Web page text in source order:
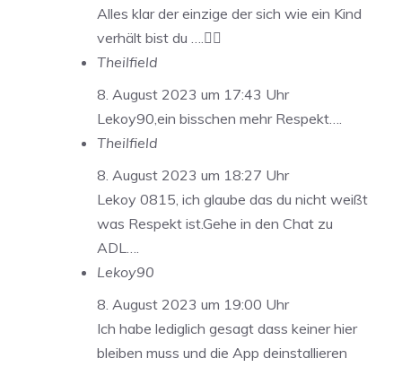
Alles klar der einzige der sich wie ein Kind
verhält bist du ….👌🏼
Theilfield
8. August 2023 um 17:43 Uhr
Lekoy90,ein bisschen mehr Respekt….
Theilfield
8. August 2023 um 18:27 Uhr
Lekoy 0815, ich glaube das du nicht weißt
was Respekt ist.Gehe in den Chat zu
ADL….
Lekoy90
8. August 2023 um 19:00 Uhr
Ich habe lediglich gesagt dass keiner hier
bleiben muss und die App deinstallieren